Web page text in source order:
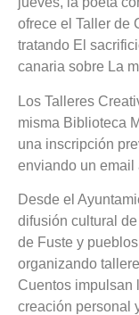
ofrece el Taller de
tratando El
canaria sobre La
Los Talleres
misma Biblioteca
una inscripción
enviando un email
Desde el
difusión cultural
de Fuste y
organizando
Cuentos impulsan
creación personal